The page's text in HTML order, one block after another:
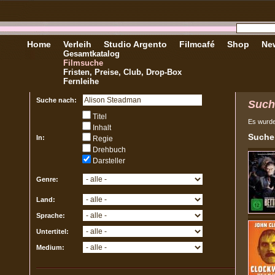
Home Verleih
Gesamtkatalog
Filmsuche
Fristen, Preise, Club, Drop-Box
Fernleihe
Studio Argento Filmcafé Shop
Suche nach:
In:
Titel
Inhalt
Regie
Drehbuch
Darsteller
Genre:
Land:
Sprache:
Untertitel:
Medium:
Es